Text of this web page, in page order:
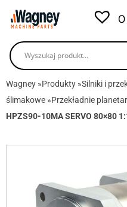
0
Wagney »Produkty »Silniki i
ślimakowe »Przekładnie
HPZS90-10MA SERVO 80×80